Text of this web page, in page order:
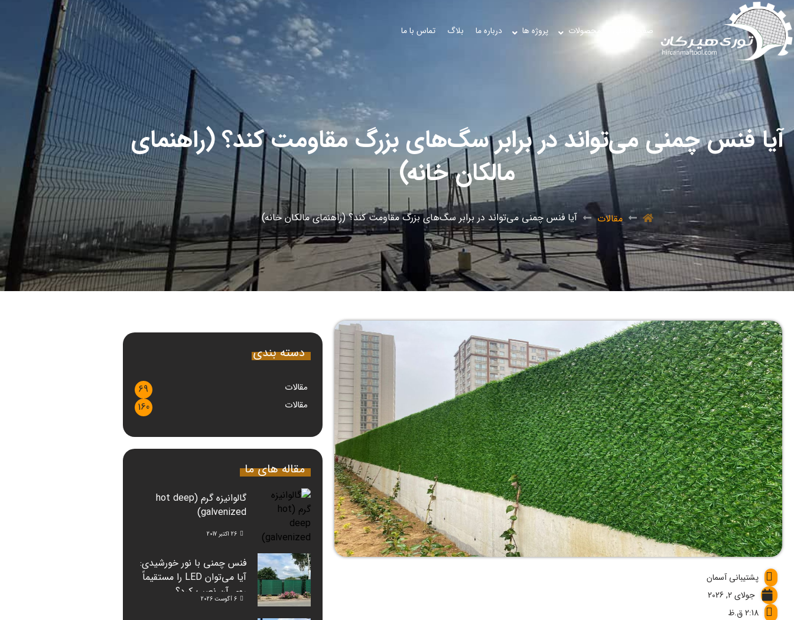
صفحه اصلی محصولات پروژه ها درباره ما بلاگ تماس با ما
آیا فنس چمنی می‌تواند در برابر سگ‌های بزرگ مقاومت کند؟ (راهنمای
مالکان خانه)
مقالات آیا فنس چمنی می‌تواند در برابر سگ‌های بزرگ مقاومت کند؟ (راهنمای مالکان خانه)
پشتیبانی آسمان
جولای 2, 2026
2:18 ق.ظ
دسته بندی
مقالات 69
مقالات 160
مقاله های ما
گالوانیزه گرم (hot deep
galvenized)
26 اکتبر 2017
فنس چمنی با نور خورشیدی:
آیا می‌توان LED را مستقیماً
روی آن نصب کرد؟
6 آگوست 2026